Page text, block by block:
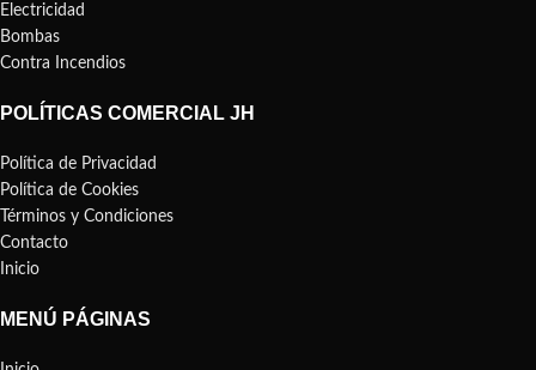
Electricidad
Bombas
Contra Incendios
POLÍTICAS COMERCIAL JH
Política de Privacidad
Política de Cookies
Términos y Condiciones
Contacto
Inicio
MENÚ PÁGINAS